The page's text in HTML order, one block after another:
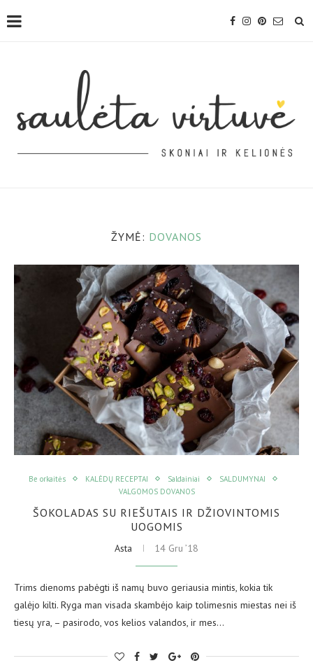
ŽYMĖ: DOVANOS
Be orkaitės KALĖDŲ RECEPTAI Saldainiai
SALDUMYNAI
VALGOMOS DOVANOS
ŠOKOLADAS SU RIEŠUTAIS IR DŽIOVINTOMIS
UOGOMIS
Asta 14 Gru ’18
Trims dienoms pabėgti iš namų buvo geriausia mintis, kokia tik
galėjo kilti. Ryga man visada skambėjo kaip tolimesnis miestas nei iš
tiesų yra, – pasirodo, vos kelios valandos, ir mes…